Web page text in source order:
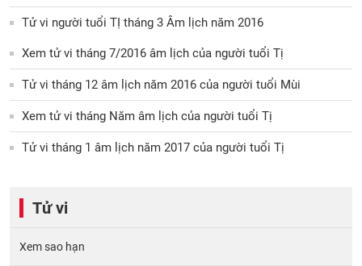
Tử vi người tuổi TỊ tháng 3 Âm lịch năm 2016
Xem tử vi tháng 7/2016 âm lịch của người tuổi Tị
Tử vi tháng 12 âm lịch năm 2016 của người tuổi Mùi
Xem tử vi tháng Năm âm lịch của người tuổi Tị
Tử vi tháng 1 âm lịch năm 2017 của người tuổi Tị
Tử vi
Xem sao hạn